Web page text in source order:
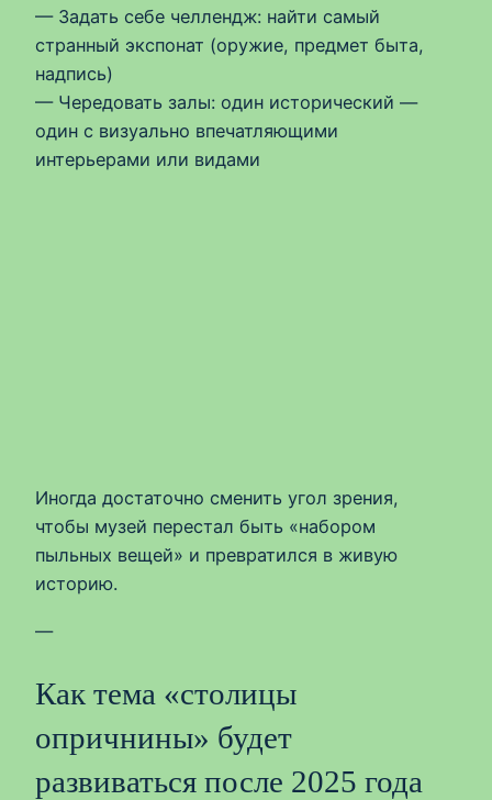
— Задать себе челлендж: найти самый
странный экспонат (оружие, предмет быта,
надпись)
— Чередовать залы: один исторический —
один с визуально впечатляющими
интерьерами или видами
Иногда достаточно сменить угол зрения,
чтобы музей перестал быть «набором
пыльных вещей» и превратился в живую
историю.
—
Как тема «столицы
опричнины» будет
развиваться после 2025 года